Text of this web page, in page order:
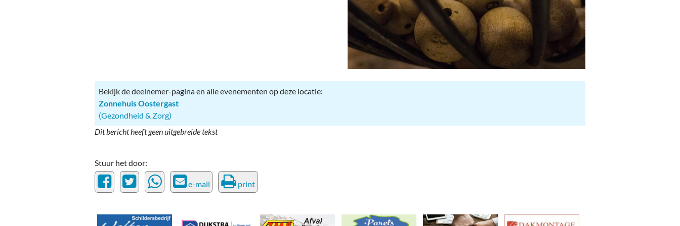
On-line bestellen in Zuidhorn
Financiën, Makelaars & Hypotheken
Diensten, Gemak & Zakelijk
(Ver) Bouw & Onderhoud
Bekijk de deelnemer-pagina en alle evenementen op deze locatie:
Zonnehuis Oostergast
(Gezondheid & Zorg)
Dit bericht heeft geen uitgebreide tekst
Stuur het door:
e-mail print